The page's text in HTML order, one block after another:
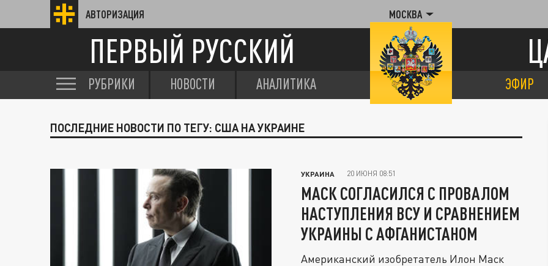
АВТОРИЗАЦИЯ МОСКВА
ПЕРВЫЙ РУССКИЙ
РУБРИКИ НОВОСТИ АНАЛИТИКА ЭФИР
ПОСЛЕДНИЕ НОВОСТИ ПО ТЕГУ: США НА УКРАИНЕ
УКРАИНА 20 ИЮНЯ 08:51
МАСК СОГЛАСИЛСЯ С ПРОВАЛОМ
НАСТУПЛЕНИЯ ВСУ И СРАВНЕНИЕМ
УКРАИНЫ С АФГАНИСТАНОМ
Американский изобретатель Илон Маск